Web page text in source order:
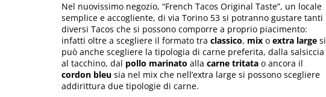
Nel nuovissimo negozio, “French Tacos Original Taste”, un locale
semplice e accogliente, di via Torino 53 si potranno gustare tanti
diversi Tacos che si possono comporre a proprio piacimento:
infatti oltre a scegliere il formato tra classico, mix o extra large si
può anche scegliere la tipologia di carne preferita, dalla salsiccia
al tacchino, dal pollo marinato alla carne tritata o ancora il
cordon bleu sia nel mix che nell’extra large si possono scegliere
addirittura due tipologie di carne.